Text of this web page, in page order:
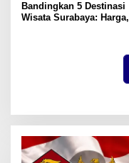
Bandingkan 5 Destinasi
Wisata Surabaya: Harga,